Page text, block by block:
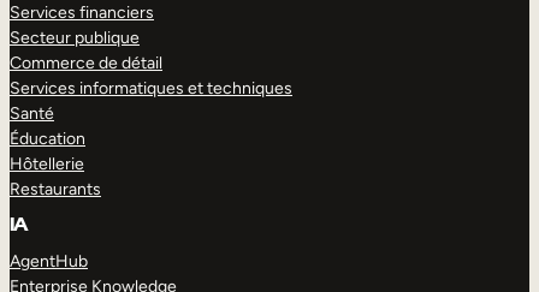
Services financiers
Secteur publique
Commerce de détail
Services informatiques et techniques
Santé
Éducation
Hôtellerie
Restaurants
IA
AgentHub
Enterprise Knowledge